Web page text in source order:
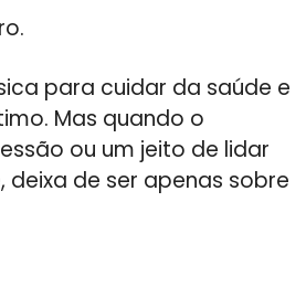
para cuidar da saúde e
Mas quando o
ou um jeito de lidar
deixa de ser apenas sobre